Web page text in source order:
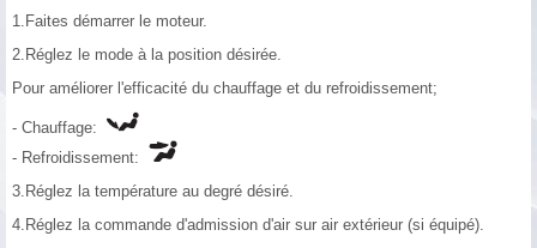
1.Faites démarrer le moteur.
2.Réglez le mode à la position désirée.
Pour améliorer l'efficacité du chauffage et du refroidissement;
- Chauffage:
- Refroidissement:
3.Réglez la température au degré désiré.
4.Réglez la commande d'admission d'air sur air extérieur (si équipé).